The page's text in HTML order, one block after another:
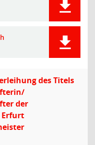
des Titels
der
Erfurt